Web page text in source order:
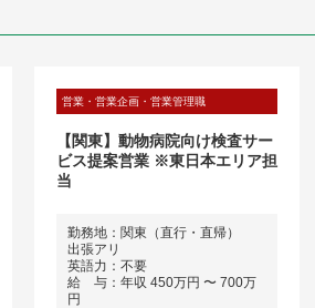
営業・営業企画・営業管理職
【関東】動物病院向け検査サー
ビス提案営業 ※東日本エリア担
当
勤務地：関東（直行・直帰）
出張アリ
英語力：不要
給 与：年収 450万円 〜 700万
円